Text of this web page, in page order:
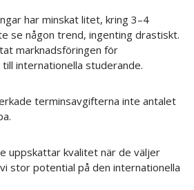
har minskat litet, kring 3–4
se någon trend, ingenting drastiskt.
marknadsföringen för
internationella studerande.
terminsavgifterna inte antalet
uppskattar kvalitet när de väljer
stor potential på den internationella